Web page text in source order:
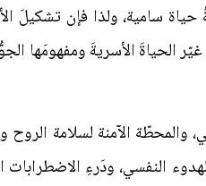
حياة سامية، ولذا فإن
الحياةَ الأسريةَ ومفهومَها
والمحطّة الآمنة لسلامة
النفسي، ودَرءِ